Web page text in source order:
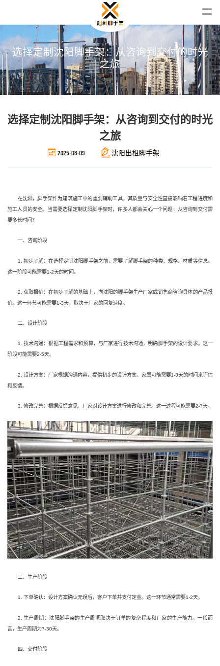
选择定制 沈阳脚手架：从咨询到 交付的时光
之旅
选择定制沈阳脚手架：从咨询到交付的时光
之旅
2025-08-09 沈阳出租脚手架
在沈阳，脚手架作为建筑施工中的重要辅助工具，其质量与安全性直接影响着工程进度和
施工人员的安全。当需要选择定制沈阳脚手架时，许多人都会关心一个问题：从咨询到交付需
要多长时间？
一、咨询阶段
1. 初步了解：在选择定制沈阳脚手架之前，需要了解脚手架的种类、规格、材质等信息。
这一阶段可能需要1-2天的时间。
2. 获取报价：在初步了解的基础上，向沈阳的脚手架生产厂家或销售商咨询具体的产品报
价。这一环节可能需要1-3天，取决于厂家的回复速度。
二、设计阶段
1. 技术沟通：根据工程需求和预算，与厂家进行技术沟通，明确脚手架的设计要求。这一
阶段可能需要2-5天。
2. 设计方案：厂家根据沟通内容，提供初步的设计方案。家属可能需要1-3天的时间来评估
和反馈。
3. 修改完善：根据反馈意见，厂家对设计方案进行修改和完善。这一过程可能需要2-7天。
三、生产阶段
1. 下单确认：设计方案确认无误后，客户下单并支付定金。这一环节通常需要1-2天。
2. 生产周期：沈阳脚手架的生产周期取决于订单的复杂程度和厂家的生产能力。一般而
言，生产周期为7-30天。
四、交付阶段